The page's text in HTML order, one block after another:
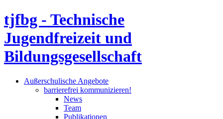
tjfbg - Technische
Jugendfreizeit und
Bildungsgesellschaft
Außerschulische Angebote
barrierefrei kommunizieren!
News
Team
Publikationen